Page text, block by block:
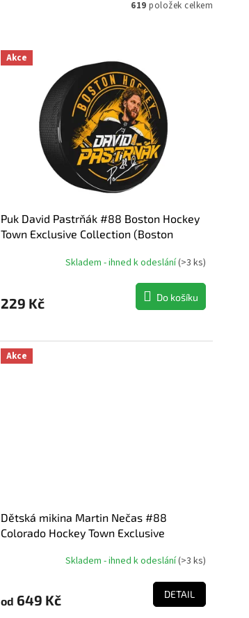
619 položek celkem
Akce
Puk David Pastrňák #88 Boston Hockey
Town Exclusive Collection (Boston
Skladem - ihned k odeslání(>3 ks)
229 Kč Do košíku
Akce
Dětská mikina Martin Nečas #88
Colorado Hockey Town Exclusive
Skladem - ihned k odeslání(>3 ks)
od 649 Kč DETAIL